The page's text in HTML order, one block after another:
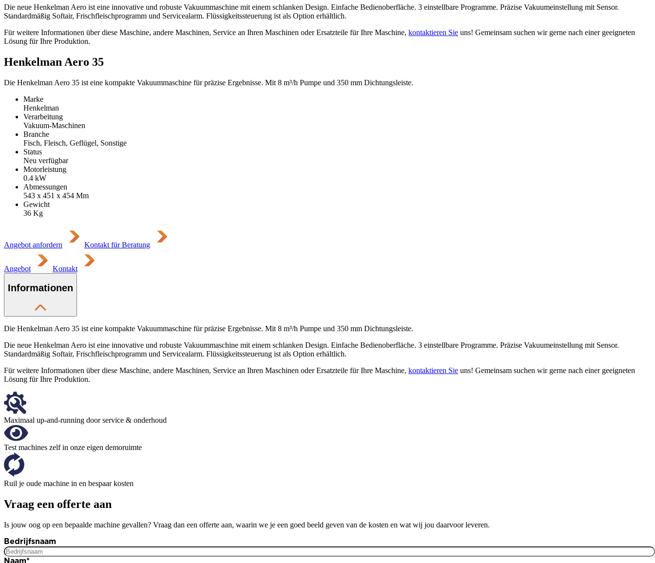
Die neue Henkelman Aero ist eine innovative und robuste Vakuummaschine mit einem schlanken Design. Einfache Bedienoberfläche. 3 einstellbare Programme. Präzise Vakuumeinstellung mit Sensor.
Standardmäßig Softair, Frischfleischprogramm und Servicealarm. Flüssigkeitssteuerung ist als Option erhältlich.
Für weitere Informationen über diese Maschine, andere Maschinen, Service an Ihren Maschinen oder Ersatzteile für Ihre Maschine, kontaktieren Sie uns! Gemeinsam suchen wir gerne nach einer geeigneten
Lösung für Ihre Produktion.
Henkelman Aero 35
Die Henkelman Aero 35 ist eine kompakte Vakuummaschine für präzise Ergebnisse. Mit 8 m³/h Pumpe und 350 mm Dichtungsleiste.
Marke
Henkelman
Verarbeitung
Vakuum-Maschinen
Branche
Fisch, Fleisch, Geflügel, Sonstige
Status
Neu verfügbar
Motorleistung
0.4 kW
Abmessungen
543 x 451 x 454 Mm
Gewicht
36 Kg
Angebot anfordern Kontakt für Beratung
Angebot Kontakt
Informationen
Die Henkelman Aero 35 ist eine kompakte Vakuummaschine für präzise Ergebnisse. Mit 8 m³/h Pumpe und 350 mm Dichtungsleiste.
Die neue Henkelman Aero ist eine innovative und robuste Vakuummaschine mit einem schlanken Design. Einfache Bedienoberfläche. 3 einstellbare Programme. Präzise Vakuumeinstellung mit Sensor.
Standardmäßig Softair, Frischfleischprogramm und Servicealarm. Flüssigkeitssteuerung ist als Option erhältlich.
Für weitere Informationen über diese Maschine, andere Maschinen, Service an Ihren Maschinen oder Ersatzteile für Ihre Maschine, kontaktieren Sie uns! Gemeinsam suchen wir gerne nach einer geeigneten
Lösung für Ihre Produktion.
Maximaal up-and-running door service & onderhoud
Test machines zelf in onze eigen demoruimte
Ruil je oude machine in en bespaar kosten
Vraag een offerte aan
Is jouw oog op een bepaalde machine gevallen? Vraag dan een offerte aan, waarin we je een goed beeld geven van de kosten en wat wij jou daarvoor leveren.
Bedrijfsnaam
Naam*